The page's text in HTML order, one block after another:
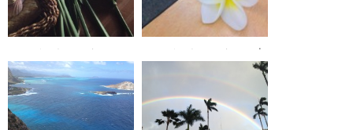
ハワイからアシタノ４ー
ロミロミで明日を楽し
く！ ー
ハワイからアシタノー幸